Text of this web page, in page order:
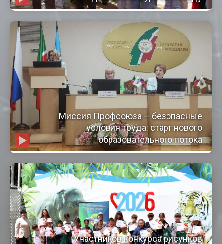
Миссия Профсоюза – безопасные
условия труда: старт нового
образовательного потока
Участников конкурса рисунков